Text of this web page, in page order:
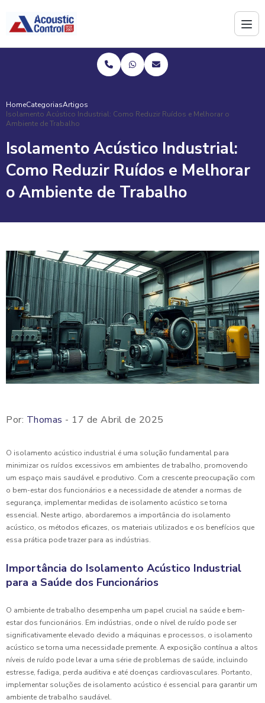
HomeCategoriasArtigos
Isolamento Acústico Industrial: Como Reduzir Ruídos e Melhorar o
Ambiente de Trabalho
Isolamento Acústico Industrial:
Como Reduzir Ruídos e Melhorar
o Ambiente de Trabalho
Por: Thomas - 17 de Abril de 2025
O isolamento acústico industrial é uma solução fundamental para
minimizar os ruídos excessivos em ambientes de trabalho, promovendo
um espaço mais saudável e produtivo. Com a crescente preocupação com
o bem-estar dos funcionários e a necessidade de atender a normas de
segurança, implementar medidas de isolamento acústico se torna
essencial. Neste artigo, abordaremos a importância do isolamento
acústico, os métodos eficazes, os materiais utilizados e os benefícios que
essa prática pode trazer para as indústrias.
Importância do Isolamento Acústico Industrial
para a Saúde dos Funcionários
O ambiente de trabalho desempenha um papel crucial na saúde e bem-
estar dos funcionários. Em indústrias, onde o nível de ruído pode ser
significativamente elevado devido a máquinas e processos, o isolamento
acústico se torna uma necessidade premente. A exposição contínua a altos
níveis de ruído pode levar a uma série de problemas de saúde, incluindo
estresse, fadiga, perda auditiva e até doenças cardiovasculares. Portanto,
implementar soluções de isolamento acústico é essencial para garantir um
ambiente de trabalho saudável.